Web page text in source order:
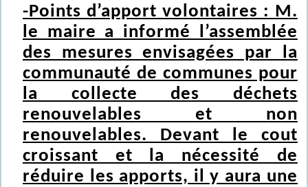
-Points d’apport volontaires : M.
le maire a informé l’assemblée
des mesures envisagées par la
communauté de communes pour
la collecte des déchets
renouvelables et non
renouvelables. Devant le cout
croissant et la nécessité de
réduire les apports, il y aura une